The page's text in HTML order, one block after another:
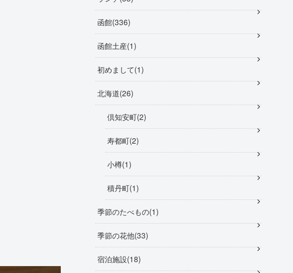
函館 336
函館土産 1
初めまして 1
北海道 26
倶知安町 2
寿都町 2
小樽 1
積丹町 1
季節のたべもの 1
季節の花他 33
宿泊施設 18